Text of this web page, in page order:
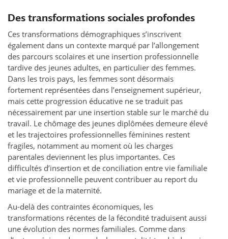
Des transformations sociales profondes
Ces transformations démographiques s’inscrivent
également dans un contexte marqué par l’allongement
des parcours scolaires et une insertion professionnelle
tardive des jeunes adultes, en particulier des femmes.
Dans les trois pays, les femmes sont désormais
fortement représentées dans l’enseignement supérieur,
mais cette progression éducative ne se traduit pas
nécessairement par une insertion stable sur le marché du
travail. Le chômage des jeunes diplômées demeure élevé
et les trajectoires professionnelles féminines restent
fragiles, notamment au moment où les charges
parentales deviennent les plus importantes. Ces
difficultés d’insertion et de conciliation entre vie familiale
et vie professionnelle peuvent contribuer au report du
mariage et de la maternité.
Au-delà des contraintes économiques, les
transformations récentes de la fécondité traduisent aussi
une évolution des normes familiales. Comme dans